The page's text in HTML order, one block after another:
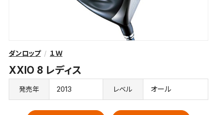
ダンロップ １Ｗ
XXIO 8 レディス
発売年 2013 レベル オール